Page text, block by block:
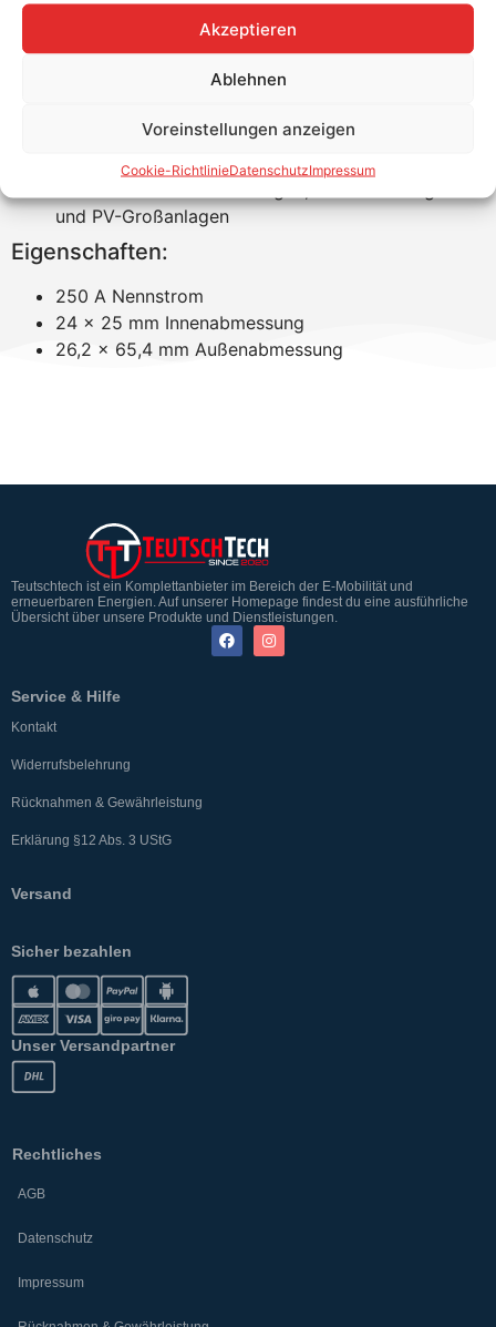
Akzeptieren
Ablehnen
Voreinstellungen anzeigen
Cookie-RichtlinieDatenschutzImpressum
Hohe Messgenauigkeit für
Einspeise-/Verbrauchsmessungen
Liefert Zählerwerte an den Wechselrichter für die
Leicht zu installieren – passt in fast jeden
Zählerschrank
und PV-Großanlagen
Eigenschaften:
250 A Nennstrom
24 x 25 mm Innenabmessung
26,2 x 65,4 mm Außenabmessung
Teutschtech ist ein Komplettanbieter im Bereich der E-Mobilität und
erneuerbaren Energien. Auf unserer Homepage findest du eine ausführliche
Übersicht über unsere Produkte und Dienstleistungen.
Service & Hilfe
Kontakt
Widerrufsbelehrung
Rücknahmen & Gewährleistung
Erklärung §12 Abs. 3 UStG
Versand
Sicher bezahlen
Unser Versandpartner
Rechtliches
AGB
Datenschutz
Impressum